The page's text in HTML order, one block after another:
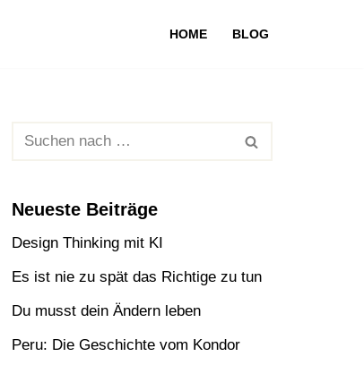
HOME BLOG
Neueste Beiträge
Design Thinking mit KI
Es ist nie zu spät das Richtige zu tun
Du musst dein Ändern leben
Peru: Die Geschichte vom Kondor